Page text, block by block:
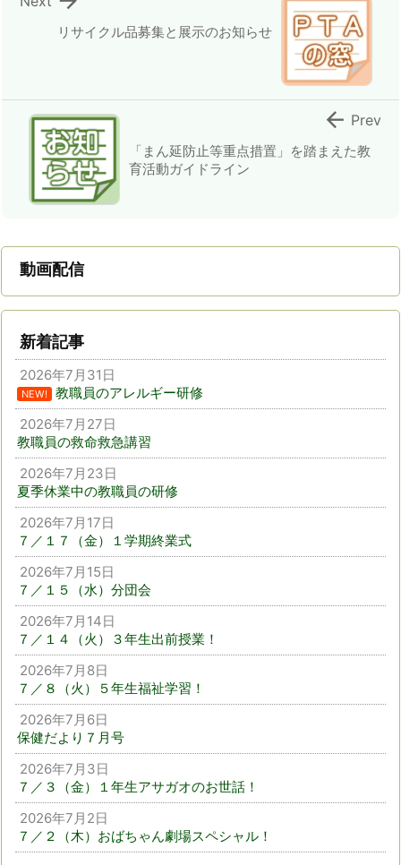
リサイクル品募集と展示のお知らせ
「まん延防止等重点措置」を踏まえた教
育活動ガイドライン
 Prev
動画配信
新着記事
2026年7月31日
NEW!
教職員のアレルギー研修
2026年7月27日
教職員の救命救急講習
2026年7月23日
夏季休業中の教職員の研修
2026年7月17日
７／１７（金）１学期終業式
2026年7月15日
７／１５（水）分団会
2026年7月14日
７／１４（火）３年生出前授業！
2026年7月8日
７／８（火）５年生福祉学習！
2026年7月6日
保健だより７月号
2026年7月3日
７／３（金）１年生アサガオのお世話！
2026年7月2日
７／２（木）おばちゃん劇場スペシャル！